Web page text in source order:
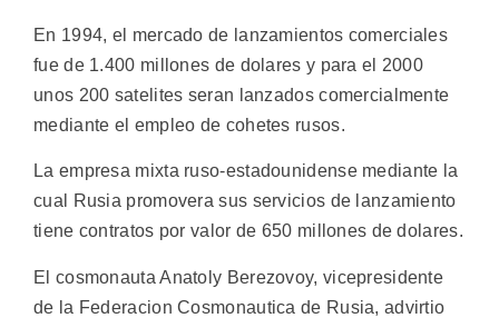
En 1994, el mercado de lanzamientos comerciales
fue de 1.400 millones de dolares y para el 2000
unos 200 satelites seran lanzados comercialmente
mediante el empleo de cohetes rusos.
La empresa mixta ruso-estadounidense mediante la
cual Rusia promovera sus servicios de lanzamiento
tiene contratos por valor de 650 millones de dolares.
El cosmonauta Anatoly Berezovoy, vicepresidente
de la Federacion Cosmonautica de Rusia, advirtio